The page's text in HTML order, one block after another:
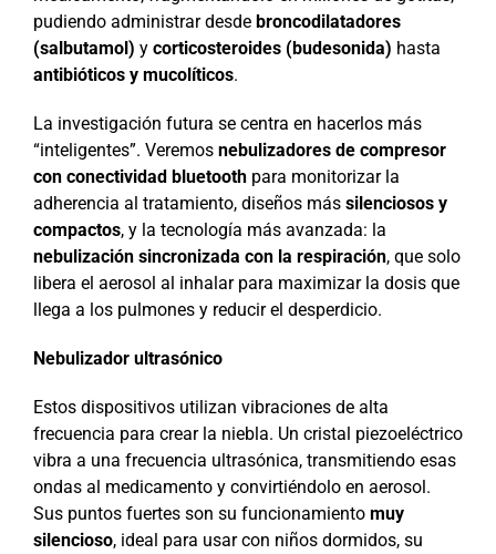
pudiendo administrar desde broncodilatadores
(salbutamol) y corticosteroides (budesonida) hasta
antibióticos y mucolíticos.
La investigación futura se centra en hacerlos más
“inteligentes”. Veremos nebulizadores de compresor
con conectividad bluetoothpara monitorizar la
adherencia al tratamiento, diseños más silenciosos y
compactos, y la tecnología más avanzada: la
nebulización sincronizada con la respiración, que solo
libera el aerosol al inhalar para maximizar la dosis que
llega a los pulmones y reducir el desperdicio.
Nebulizador ultrasónico
Estos dispositivos utilizan vibraciones de alta
frecuencia para crear la niebla. Un cristal piezoeléctrico
vibra a una frecuencia ultrasónica, transmitiendo esas
ondas al medicamento y convirtiéndolo en aerosol.
Sus puntos fuertes son su funcionamiento muy
silencioso, ideal para usar con niños dormidos, su